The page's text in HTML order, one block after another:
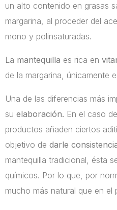
un alto contenido en grasas
margarina, al proceder del
mono y polinsaturadas.
La mantequilla es rica en
de la margarina, únicamente
Una de las diferencias más
su elaboración. En el caso
productos añaden ciertos
objetivo de darle
mantequilla tradicional, ésta
químicos. Por lo que, por
mucho más natural que en el